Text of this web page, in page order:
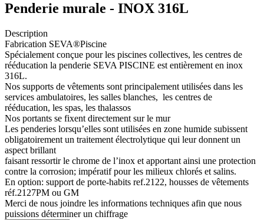
Penderie murale - INOX 316L
Description
Fabrication SEVA®Piscine
Spécialement conçue pour les piscines collectives, les centres de
rééducation la penderie SEVA PISCINE est entièrement en inox
316L.
Nos supports de vêtements sont principalement utilisées dans les
services ambulatoires, les salles blanches, les centres de
rééducation, les spas, les thalassos
Nos portants se fixent directement sur le mur
Les penderies lorsqu’elles sont utilisées en zone humide subissent
obligatoirement un traitement électrolytique qui leur donnent un
aspect brillant
faisant ressortir le chrome de l’inox et apportant ainsi une protection
contre la corrosion; impératif pour les milieux chlorés et salins.
En option: support de porte-habits ref.2122, housses de vêtements
réf.2127PM ou GM
Merci de nous joindre les informations techniques afin que nous
puissions déterminer un chiffrage